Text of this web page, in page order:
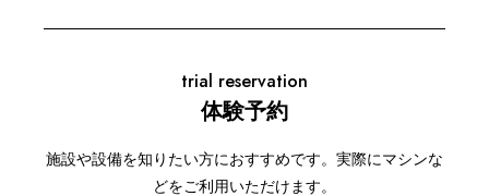
trial reservation
体験予約
施設や設備を知りたい方におすすめです。実際にマシンな
どをご利用いただけます。